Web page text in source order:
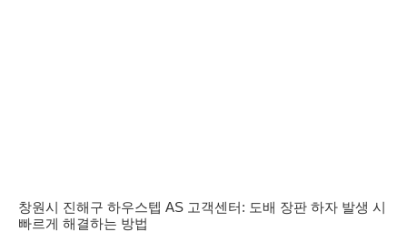
창원시 진해구 하우스텝 AS 고객센터: 도배 장판 하자 발생 시
빠르게 해결하는 방법